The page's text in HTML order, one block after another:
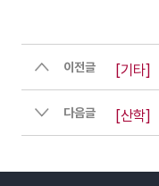
이전글 [기타]
다음글 [산학]